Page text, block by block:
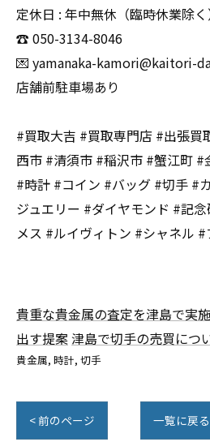
定休日 : 年中無休（臨時休業除く
☎️ 050-3134-8046
💌 yamanaka-kamori@kaitori-
店舗前駐車場あり
#買取大吉 #買取専門店 #出張買
西市 #清須市 #稲沢市 #蟹江町
#時計 #コイン #バッグ #切手 #
ジュエリー #ダイヤモンド #記
メス #ルイヴィトン #シャネル #
貴重な貴金属の査定を津島で実施
出す提案 津島で切手の売買につ
貴金属 時計 切手
< 前のページ 一覧に戻る